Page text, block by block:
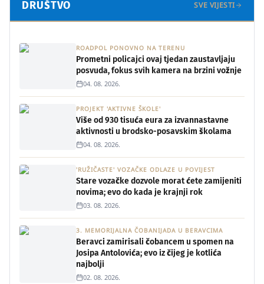
DRUŠTVO SVE VIJESTI
ROADPOL PONOVNO NA TERENU
Prometni policajci ovaj tjedan zaustavljaju
posvuda, fokus svih kamera na brzini vožnje
04. 08. 2026.
PROJEKT 'AKTIVNE ŠKOLE'
Više od 930 tisuća eura za izvannastavne
aktivnosti u brodsko-posavskim školama
04. 08. 2026.
'RUŽIČASTE' VOZAČKE ODLAZE U POVIJEST
Stare vozačke dozvole morat ćete zamijeniti
novima; evo do kada je krajnji rok
03. 08. 2026.
3. MEMORIJALNA ČOBANIJADA U BERAVCIMA
Beravci zamirisali čobancem u spomen na
Josipa Antolovića; evo iz čijeg je kotlića
najbolji
02. 08. 2026.